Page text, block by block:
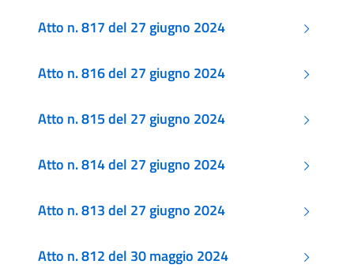
Atto n. 817 del 27 giugno 2024
Atto n. 816 del 27 giugno 2024
Atto n. 815 del 27 giugno 2024
Atto n. 814 del 27 giugno 2024
Atto n. 813 del 27 giugno 2024
Atto n. 812 del 30 maggio 2024